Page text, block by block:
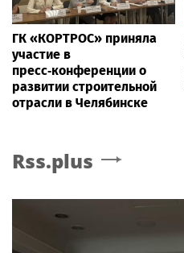
ГК «КОРТРОС» приняла
участие в
пресс‑конференции о
развитии строительной
отрасли в Челябинске
Rss.plus